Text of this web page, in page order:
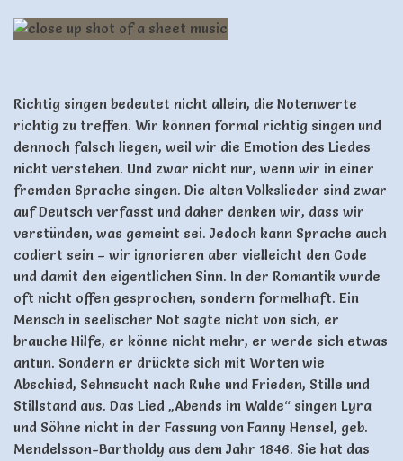
Richtig singen bedeutet nicht allein, die Notenwerte
richtig zu treffen. Wir können formal richtig singen und
dennoch falsch liegen, weil wir die Emotion des Liedes
nicht verstehen. Und zwar nicht nur, wenn wir in einer
fremden Sprache singen. Die alten Volkslieder sind zwar
auf Deutsch verfasst und daher denken wir, dass wir
verstünden, was gemeint sei. Jedoch kann Sprache auch
codiert sein – wir ignorieren aber vielleicht den Code
und damit den eigentlichen Sinn. In der Romantik wurde
oft nicht offen gesprochen, sondern formelhaft. Ein
Mensch in seelischer Not sagte nicht von sich, er
brauche Hilfe, er könne nicht mehr, er werde sich etwas
antun. Sondern er drückte sich mit Worten wie
Abschied, Sehnsucht nach Ruhe und Frieden, Stille und
Stillstand aus. Das Lied „Abends im Walde“ singen Lyra
und Söhne nicht in der Fassung von Fanny Hensel, geb.
Mendelsson-Bartholdy aus dem Jahr 1846. Sie hat das